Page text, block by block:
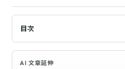
目次
AI 文章延伸